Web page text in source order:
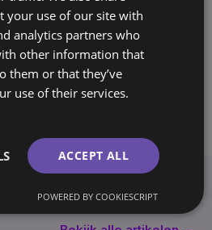
en Amerika. Schrijft
Playbook over marketing die
huurt.
your use of our site with
analytics partners who
other information that
them or that they’ve
use of their services.
ACCEPT ALL
POWERED BY COOKIESCRIPT